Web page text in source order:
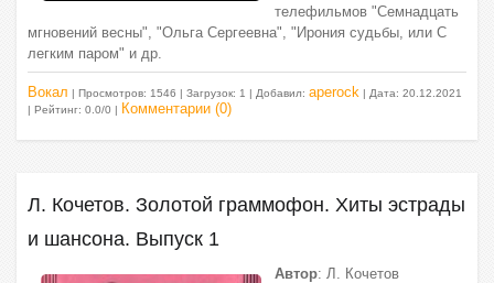
телефильмов "Семнадцать
мгновений весны", "Ольга Сергеевна", "Ирония судьбы, или С
легким паром" и др.
Вокал | Просмотров: 1546 | Загрузок: 1 | Добавил: aperock | Дата: 20.12.2021
| Рейтинг: 0.0/0 | Комментарии (0)
Л. Кочетов. Золотой граммофон. Хиты эстрады
и шансона. Выпуск 1
Автор: Л. Кочетов